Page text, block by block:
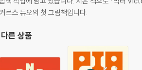
르스 듀오의 첫 그림책입니다.
른 상품